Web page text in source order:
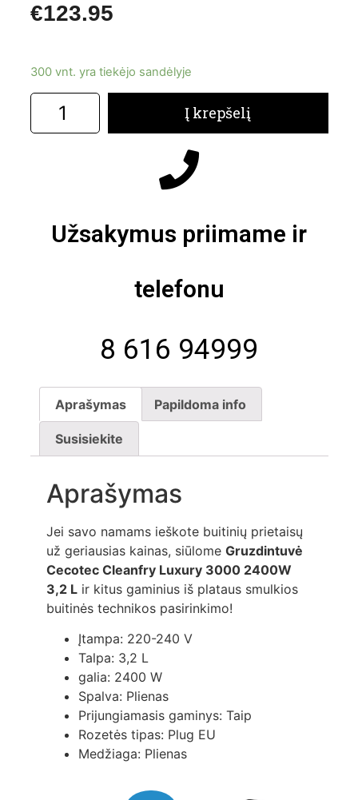
€123.95
300 vnt. yra tiekėjo sandėlyje
Į krepšelį
Užsakymus priimame ir
telefonu
8 616 94999
Aprašymas Papildoma info
Susisiekite
Aprašymas
Jei savo namams ieškote buitinių prietaisų
už geriausias kainas, siūlome Gruzdintuvė
Cecotec Cleanfry Luxury 3000 2400W
3,2 Lir kitus gaminius iš plataus smulkios
buitinės technikos pasirinkimo!
Įtampa: 220-240 V
Talpa: 3,2 L
galia: 2400 W
Spalva: Plienas
Prijungiamasis gaminys: Taip
Rozetės tipas: Plug EU
Medžiaga: Plienas